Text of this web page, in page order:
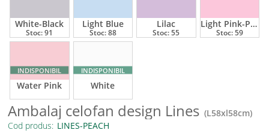
White-Black
Stoc:91
Light Blue
Stoc:88
Lilac
Stoc:55
Light Pink-Pink
Stoc:59
Water Pink
INDISPONIBIL
White
INDISPONIBIL
Ambalaj celofan design Lines (L58xl58cm)
Cod produs: